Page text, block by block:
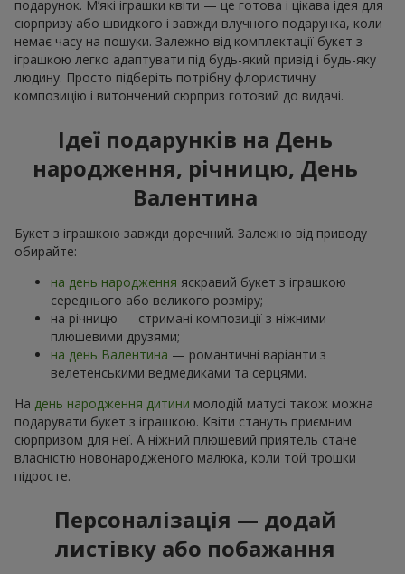
подарунок. М’які іграшки квіти — це готова і цікава ідея для
сюрпризу або швидкого і завжди влучного подарунка, коли
немає часу на пошуки. Залежно від комплектації букет з
іграшкою легко адаптувати під будь-який привід і будь-яку
людину. Просто підберіть потрібну флористичну
композицію і витончений сюрприз готовий до видачі.
Ідеї подарунків на День
народження, річницю, День
Валентина
Букет з іграшкою завжди доречний. Залежно від приводу
обирайте:
на день народження яскравий букет з іграшкою
середнього або великого розміру;
на річницю — стримані композиції з ніжними
плюшевими друзями;
на день Валентина — романтичні варіанти з
велетенськими ведмедиками та серцями.
На день народження дитини молодій матусі також можна
подарувати букет з іграшкою. Квіти стануть приємним
сюрпризом для неї. А ніжний плюшевий приятель стане
власністю новонародженого малюка, коли той трошки
підросте.
Персоналізація — додай
листівку або побажання